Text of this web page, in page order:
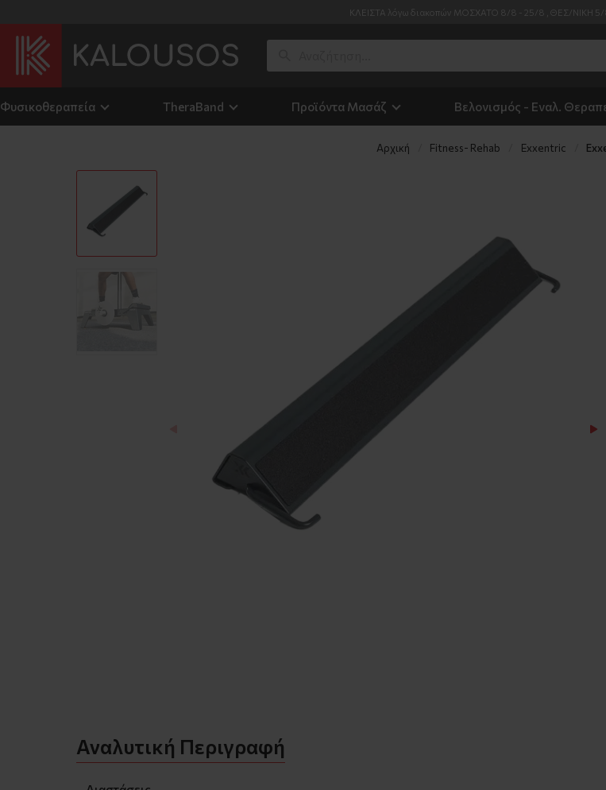
ΚΛΕΙΣΤΑ λόγω διακοπών ΜΟΣΧΑΤΟ 8/8 - 25/8 , ΘΕΣ/ΝΙΚΗ
Φυσικοθεραπεία TheraΒand Προϊόντα Μασάζ Βελονισμός - Εναλ.
Αρχική Fitness- Rehab Exxentric
Αναλυτική Περιγραφή